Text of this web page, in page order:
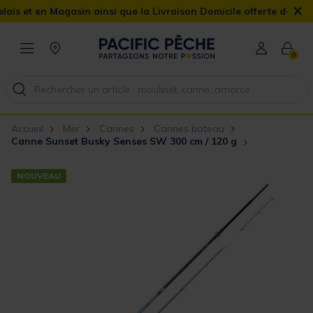
Magasin ainsi que la Livraison Domicile offerte dès 90€ ×
0
Accueil Mer Cannes
Cannes bateau
Canne Sunset Busky Senses SW 300 cm / 120 g
NOUVEAU